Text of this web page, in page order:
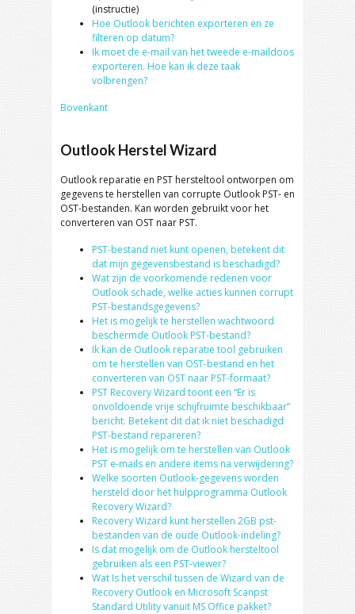
(instructie)
Hoe Outlook berichten exporteren en ze
filteren op datum?
Ik moet de e-mail van het tweede e-maildoos
exporteren. Hoe kan ik deze taak
volbrengen?
Bovenkant
Outlook Herstel Wizard
Outlook reparatie en PST hersteltool ontworpen om
gegevens te herstellen van corrupte Outlook PST- en
OST-bestanden. Kan worden gebruikt voor het
converteren van OST naar PST.
PST-bestand niet kunt openen, betekent dit
dat mijn gegevensbestand is beschadigd?
Wat zijn de voorkomende redenen voor
Outlook schade, welke acties kunnen corrupt
PST-bestandsgegevens?
Het is mogelijk te herstellen wachtwoord
beschermde Outlook PST-bestand?
Ik kan de Outlook reparatie tool gebruiken
om te herstellen van OST-bestand en het
converteren van OST naar PST-formaat?
PST Recovery Wizard toont een “Er is
onvoldoende vrije schijfruimte beschikbaar”
bericht. Betekent dit dat ik niet beschadigd
PST-bestand repareren?
Het is mogelijk om te herstellen van Outlook
PST e-mails en andere items na verwijdering?
Welke soorten Outlook-gegevens worden
hersteld door het hulpprogramma Outlook
Recovery Wizard?
Recovery Wizard kunt herstellen 2GB pst-
bestanden van de oude Outlook-indeling?
Is dat mogelijk om de Outlook hersteltool
gebruiken als een PST-viewer?
Wat Is het verschil tussen de Wizard van de
Recovery Outlook en Microsoft Scanpst
Standard Utility vanuit MS Office pakket?